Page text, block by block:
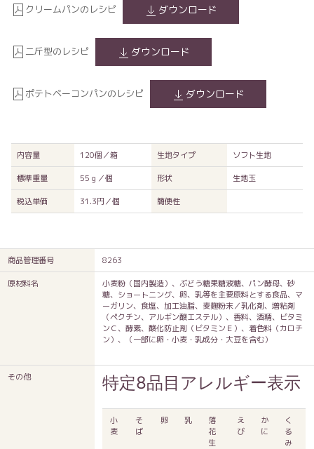
クリームパンのレシピ ダウンロード
二斤型のレシピ ダウンロード
ポテトベーコンパンのレシピ ダウンロード
内容量 120個／箱 生地タイプ ソフト生地
標準重量 55ｇ／個 形状 生地玉
税込単価 31.3円／個 簡便性
商品管理番号 8263
原材料名
小麦粉（国内製造）、ぶどう糖果糖液糖、パン酵母、砂
糖、ショートニング、卵、乳等を主要原料とする食品、マ
ーガリン、食塩、加工油脂、麦麹粉末／乳化剤、増粘剤
（ペクチン、アルギン酸エステル）、香料、酒精、ビタミ
ンＣ、酵素、酸化防止剤（ビタミンＥ）、着色料（カロチ
ン）、（一部に卵・小麦・乳成分・大豆を含む）
その他 特定8品目アレルギー表示
小
麦
そ
ば
卵 乳
落
花
生
え
び
か
に
く
る
み